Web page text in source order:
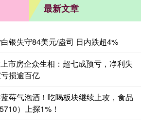
最新文章
银失守84美元/盎司 日内跌超4%
市房企众生相：超七成预亏，净利失
损逾百亿
莓气泡酒！吃喝板块继续上攻，食品
）上探1%！